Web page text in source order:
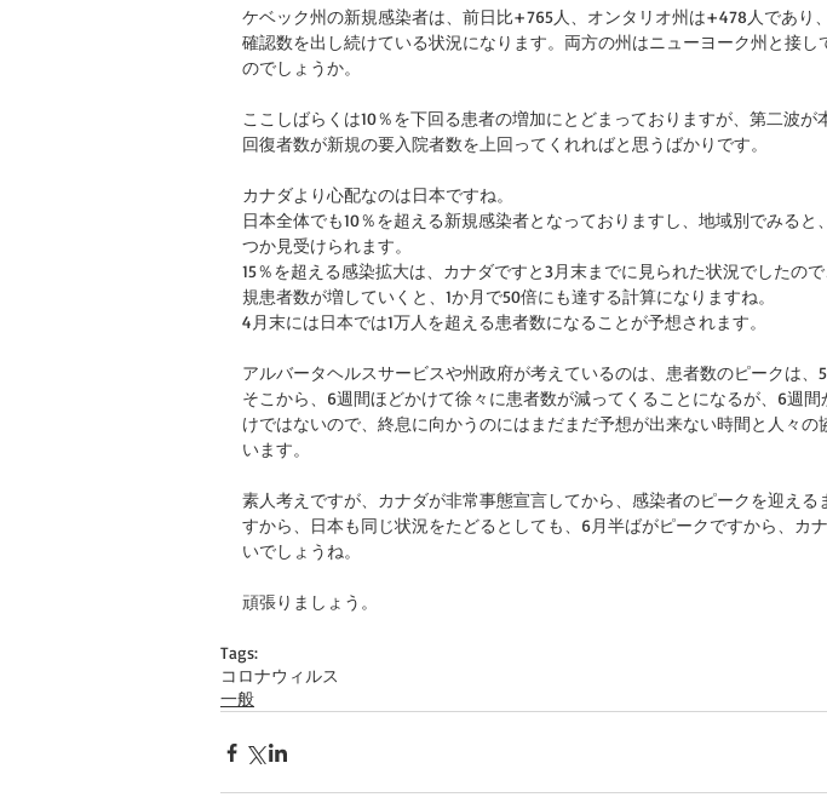
ケベック州の新規感染者は、前日比+765人、オンタリオ州は+478人であり
確認数を出し続けている状況になります。両方の州はニューヨーク州と接し
のでしょうか。
ここしばらくは10％を下回る患者の増加にとどまっておりますが、第二波が
回復者数が新規の要入院者数を上回ってくれればと思うばかりです。
カナダより心配なのは日本ですね。
日本全体でも10％を超える新規感染者となっておりますし、地域別でみると
つか見受けられます。
15％を超える感染拡大は、カナダですと3月末までに見られた状況でしたの
規患者数が増していくと、1か月で50倍にも達する計算になりますね。
4月末には日本では1万人を超える患者数になることが予想されます。
アルバータヘルスサービスや州政府が考えているのは、患者数のピークは、5
そこから、6週間ほどかけて徐々に患者数が減ってくることになるが、6週
けではないので、終息に向かうのにはまだまだ予想が出来ない時間と人々の
います。
素人考えですが、カナダが非常事態宣言してから、感染者のピークを迎える
すから、日本も同じ状況をたどるとしても、6月半ばがピークですから、カ
いでしょうね。
頑張りましょう。
Tags:
コロナウィルス
一般